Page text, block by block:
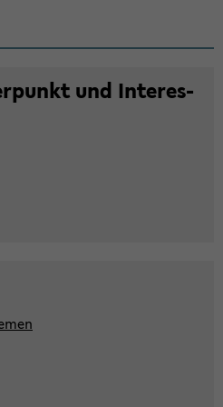
und In­ter­es­